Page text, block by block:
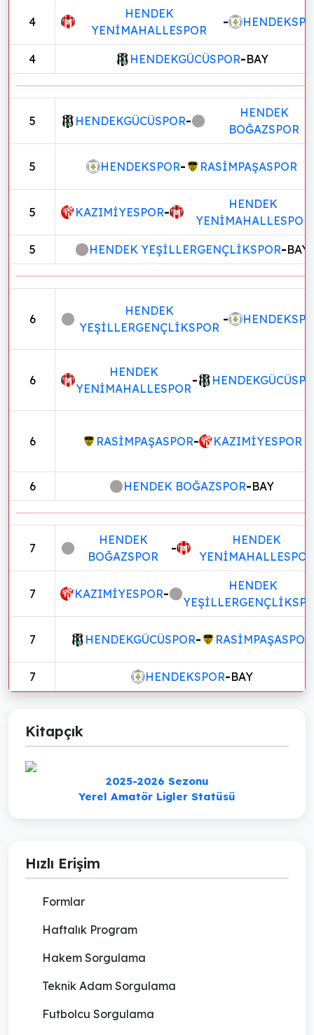
4
HENDEK
YENİMAHALLESPOR
-
4 HENDEKGÜCÜSPOR-BAY
5 HENDEKGÜCÜSPOR-
HENDEK
BOĞAZSPOR
5 HENDEKSPOR- RASİMPAŞASPOR
5 KAZIMİYESPOR-
HENDEK
YENİMAHALLESPOR
5 HENDEK YEŞİLLERGENÇLİKSPOR-BAY
6
HENDEK
YEŞİLLERGENÇLİKSPOR
-
6
HENDEK
YENİMAHALLESPOR
-
6 RASİMPAŞASPOR- KAZIMİYESPOR
6 HENDEK BOĞAZSPOR-BAY
7
HENDEK
BOĞAZSPOR
-
HENDEK
YENİMAHALLESPOR
7 KAZIMİYESPOR-
HENDEK
7 HENDEKGÜCÜSPOR- RASİMPAŞASPOR
7 HENDEKSPOR-BAY
Kitapçık
2025-2026 Sezonu
Yerel Amatör Ligler Statüsü
Hızlı Erişim
Formlar
Haftalık Program
Hakem Sorgulama
Teknik Adam Sorgulama
Futbolcu Sorgulama